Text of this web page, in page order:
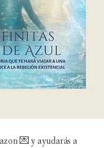
💌 y ayudarás a